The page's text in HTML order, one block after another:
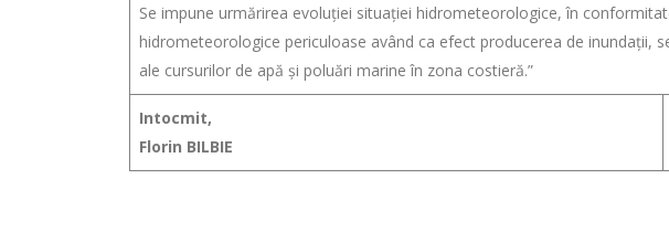
Se impune urmărirea evoluției situației hidrometeorologice, în
hidrometeorologice periculoase având ca efect producerea de inundații,
ale cursurilor de apă și poluări marine în zona costieră.”
Intocmit,
Florin BILBIE